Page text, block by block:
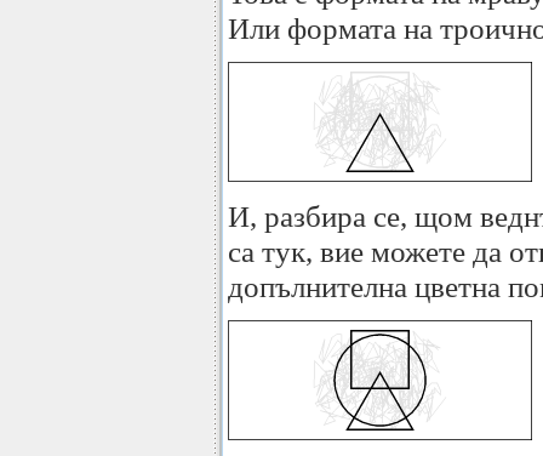
Или формата на
И, разбира се, щом
са тук, вие можете да
допълнителна цветна